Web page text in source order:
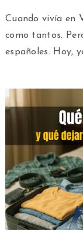
Cuando vivía en
como tantos.
españoles. Hoy,